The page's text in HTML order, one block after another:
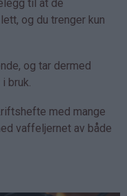
til at de
og du trenger kun
og tar dermed
bruk.
med mange
vaffeljernet av både